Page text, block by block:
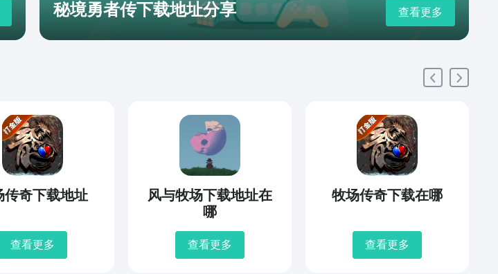
秘境勇者传下载地址分享 查看更多
传奇下载地址
查看更多
风与牧场下载地址在
哪
查看更多
牧场传奇下载在哪
查看更多